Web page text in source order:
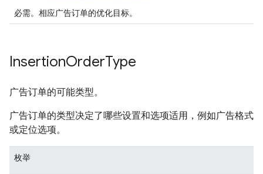
必需。相应广告订单的优化目标。
InsertionOrderType
广告订单的可能类型。
广告订单的类型决定了哪些设置和选项适用，例如广告格式
或定位选项。
枚举